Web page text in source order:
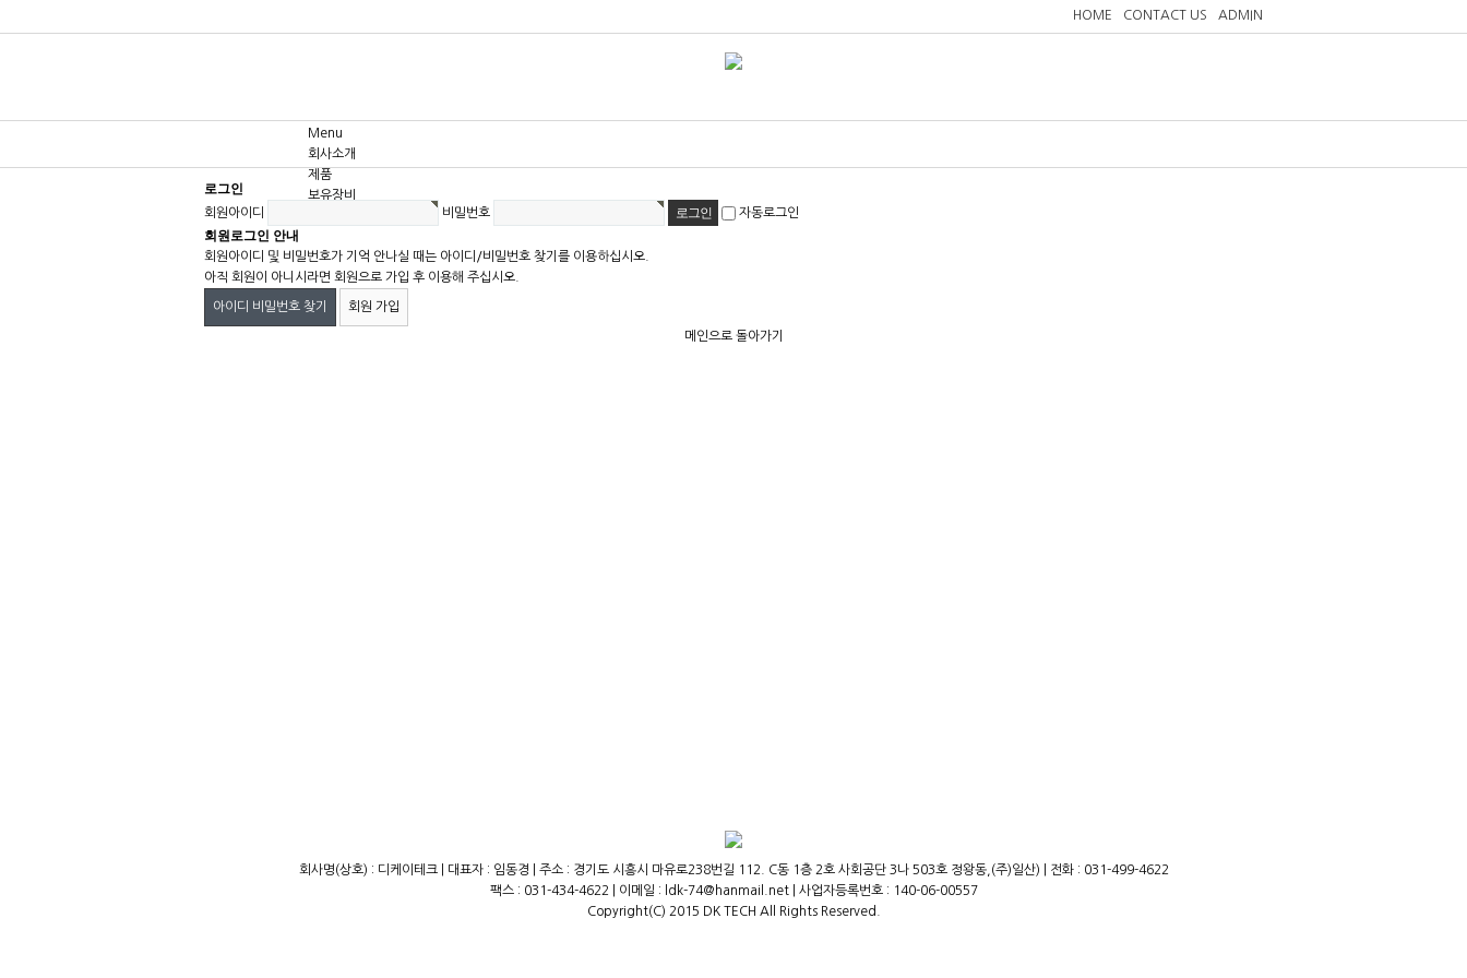
HOME CONTACT US ADMIN
Menu
회사소개
제품
보유장비
로그인
회원아이디 비밀번호 자동로그인
회원로그인 안내
회원아이디 및 비밀번호가 기억 안나실 때는 아이디/비밀번호 찾기를 이용하십시오.
아직 회원이 아니시라면 회원으로 가입 후 이용해 주십시오.
아이디 비밀번호 찾기 회원 가입
메인으로 돌아가기
회사명(상호) : 디케이테크 | 대표자 : 임동경 | 주소 : 경기도 시흥시 마유로238번길 112. C동 1층 2호 사회공단 3나 503호 정왕동,(주)일산) | 전화 : 031-499-4622
팩스 : 031-434-4622 | 이메일 : ldk-74@hanmail.net | 사업자등록번호 : 140-06-00557
Copyright(C) 2015 DK TECH All Rights Reserved.